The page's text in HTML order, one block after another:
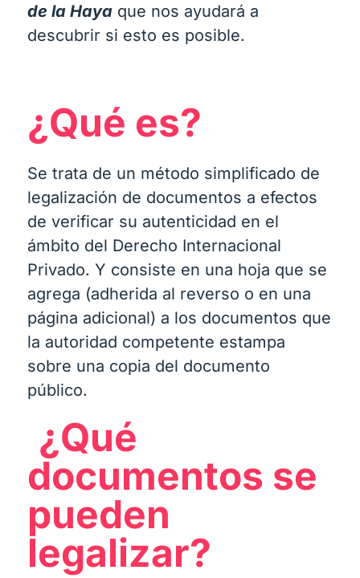
de la Haya que nos ayudará a
descubrir si esto es posible.
¿Qué es?
Se trata de un método simplificado de
legalización de documentos a efectos
de verificar su autenticidad en el
ámbito del Derecho Internacional
Privado. Y consiste en una hoja que se
agrega (adherida al reverso o en una
página adicional) a los documentos que
la autoridad competente estampa
sobre una copia del documento
público.
¿Qué
documentos se
pueden
legalizar?